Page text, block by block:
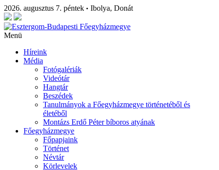
2026. augusztus 7. péntek • Ibolya, Donát
Menü
Híreink
Média
Fotógalériák
Videótár
Hangtár
Beszédek
Tanulmányok a Főegyházmegye történetéből és
életéből
Montázs Erdő Péter bíboros atyának
Főegyházmegye
Főpapjaink
Történet
Névtár
Körlevelek